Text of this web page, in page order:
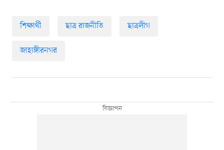
শিক্ষার্থী ছাত্র রাজনীতি ছাত্রলীগ
জাহাঙ্গীরনগর